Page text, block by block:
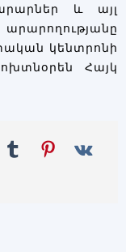
և այլ
կենտրոնի
Հայկ